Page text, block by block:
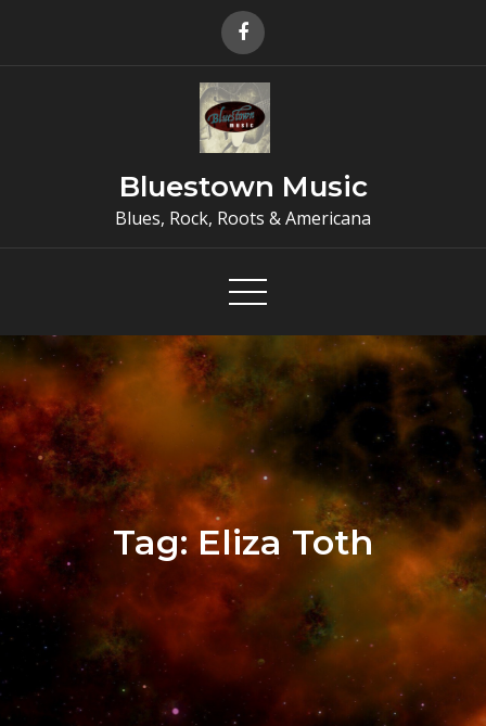
Bluestown Music
Blues, Rock, Roots & Americana
Tag:Eliza Toth